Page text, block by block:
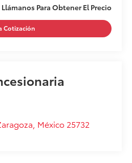
Llámanos Para Obtener El Precio
Cotización
, México 25732